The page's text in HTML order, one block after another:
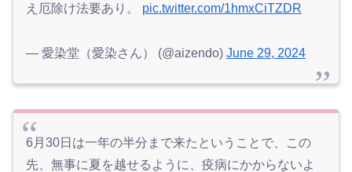
え厄除け法要あり。 pic.twitter.com/1hmxCiTZDR
— 愛染堂（愛染さん） (@aizendo) June 29, 2024
6月30日は一年の半分まで来たということで、この
先、無事に夏を越せるように、疫病にかからないよ